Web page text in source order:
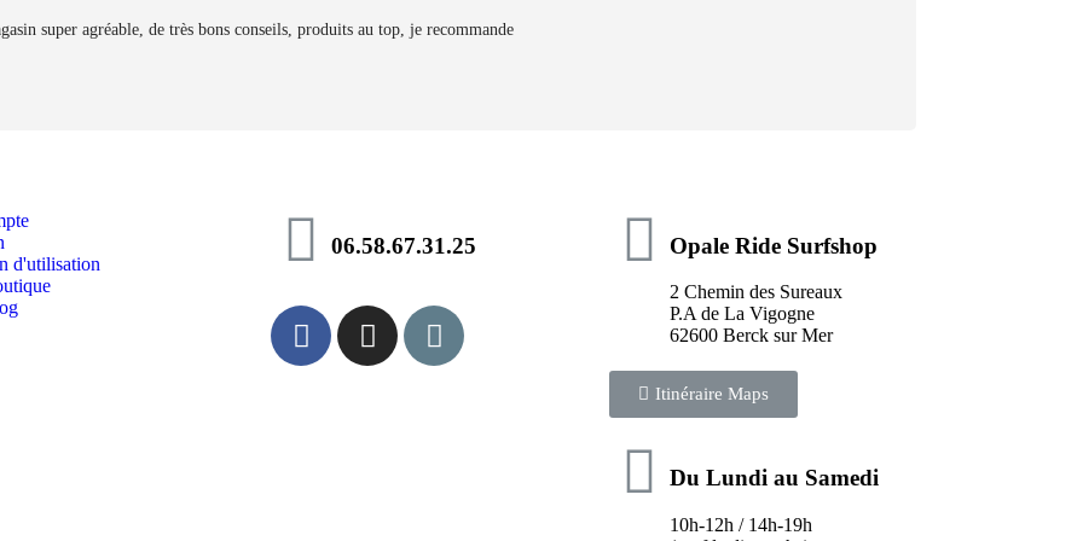
super agréable, de très bons conseils, produits au top, je recommande
d'utilisation
06.58.67.31.25 Opale Ride Surfshop
2 Chemin des Sureaux
P.A de La Vigogne
62600 Berck sur Mer
Itinéraire Maps
Du Lundi au Samedi
10h-12h / 14h-19h